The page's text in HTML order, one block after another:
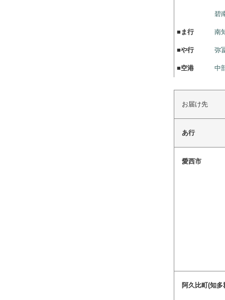
碧
■ ま行 南
■や行 弥
■空港 中
お届け先
あ行
愛西市
阿久比町(知多